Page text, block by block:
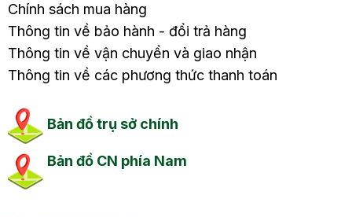
Chính sách mua hàng
Thông tin về bảo hành - đổi trả hàng
Thông tin về vận chuyển và giao nhận
Thông tin về các phương thức thanh toán
Bản đồ trụ sở chính
Bản đồ CN phía Nam